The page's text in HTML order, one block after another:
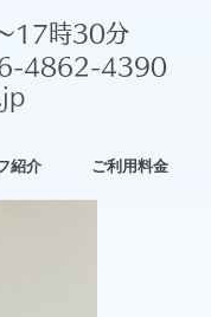
17時30分
4862-4390
紹介 ご利用料金